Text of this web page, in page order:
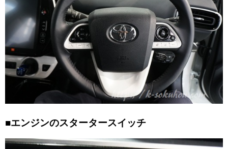
■エンジンのスタータースイッチ